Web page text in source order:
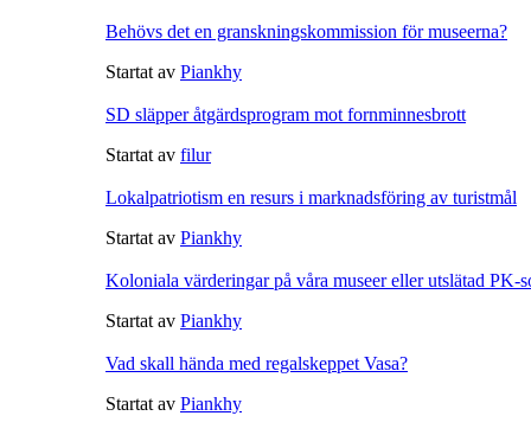
Behövs det en granskningskommission för museerna?
Startat av Piankhy
SD släpper åtgärdsprogram mot fornminnesbrott
Startat av filur
Lokalpatriotism en resurs i marknadsföring av turistmål
Startat av Piankhy
Koloniala värderingar på våra museer eller utslätad PK-
Startat av Piankhy
Vad skall hända med regalskeppet Vasa?
Startat av Piankhy